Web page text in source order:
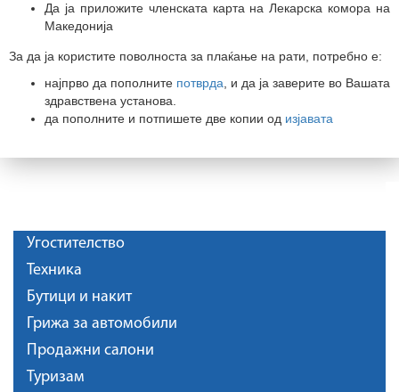
Да ја приложите членската карта на Лекарска комора на
Македонија
За да ја користите поволноста за плаќање на рати, потребно е:
најпрво да пополните потврда , и да ја заверите во Вашата
здравствена установа.
да пополните и потпишете две копии од изјавата
Угостителство
Техника
Бутици и накит
Грижа за автомобили
Продажни салони
Туризам